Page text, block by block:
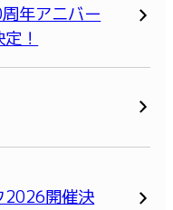
年アニバー
！
2026開催決